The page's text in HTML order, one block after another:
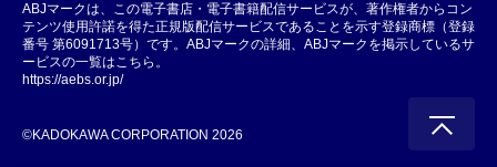
ABJマークは、この電子書店・電子書籍配信サービスが、著作権者からコン
テンツ使用許諾を得た正規版配信サービスであることを示す登録商標（登録
番号 第6091713号）です。ABJマークの詳細、ABJマークを掲示しているサ
ービスの一覧はこちら。
https://aebs.or.jp/
©KADOKAWA CORPORATION 2026